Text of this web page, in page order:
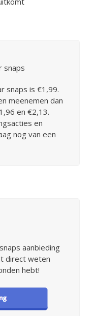
snaps
snaps is €1,99.
meenemen dan
en €2,13.
en
nog van een
aanbieding
direct weten
hebt!